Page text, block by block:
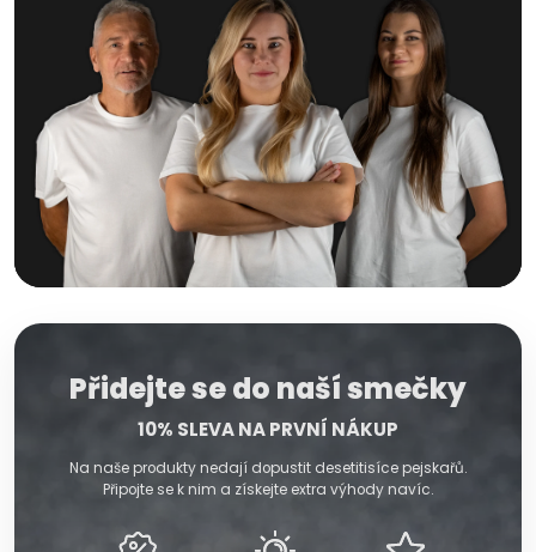
Přidejte se do naší smečky
10% SLEVA NA PRVNÍ NÁKUP
Na naše produkty nedají dopustit desetitisíce pejskařů.
Připojte se k nim a získejte extra výhody navíc.